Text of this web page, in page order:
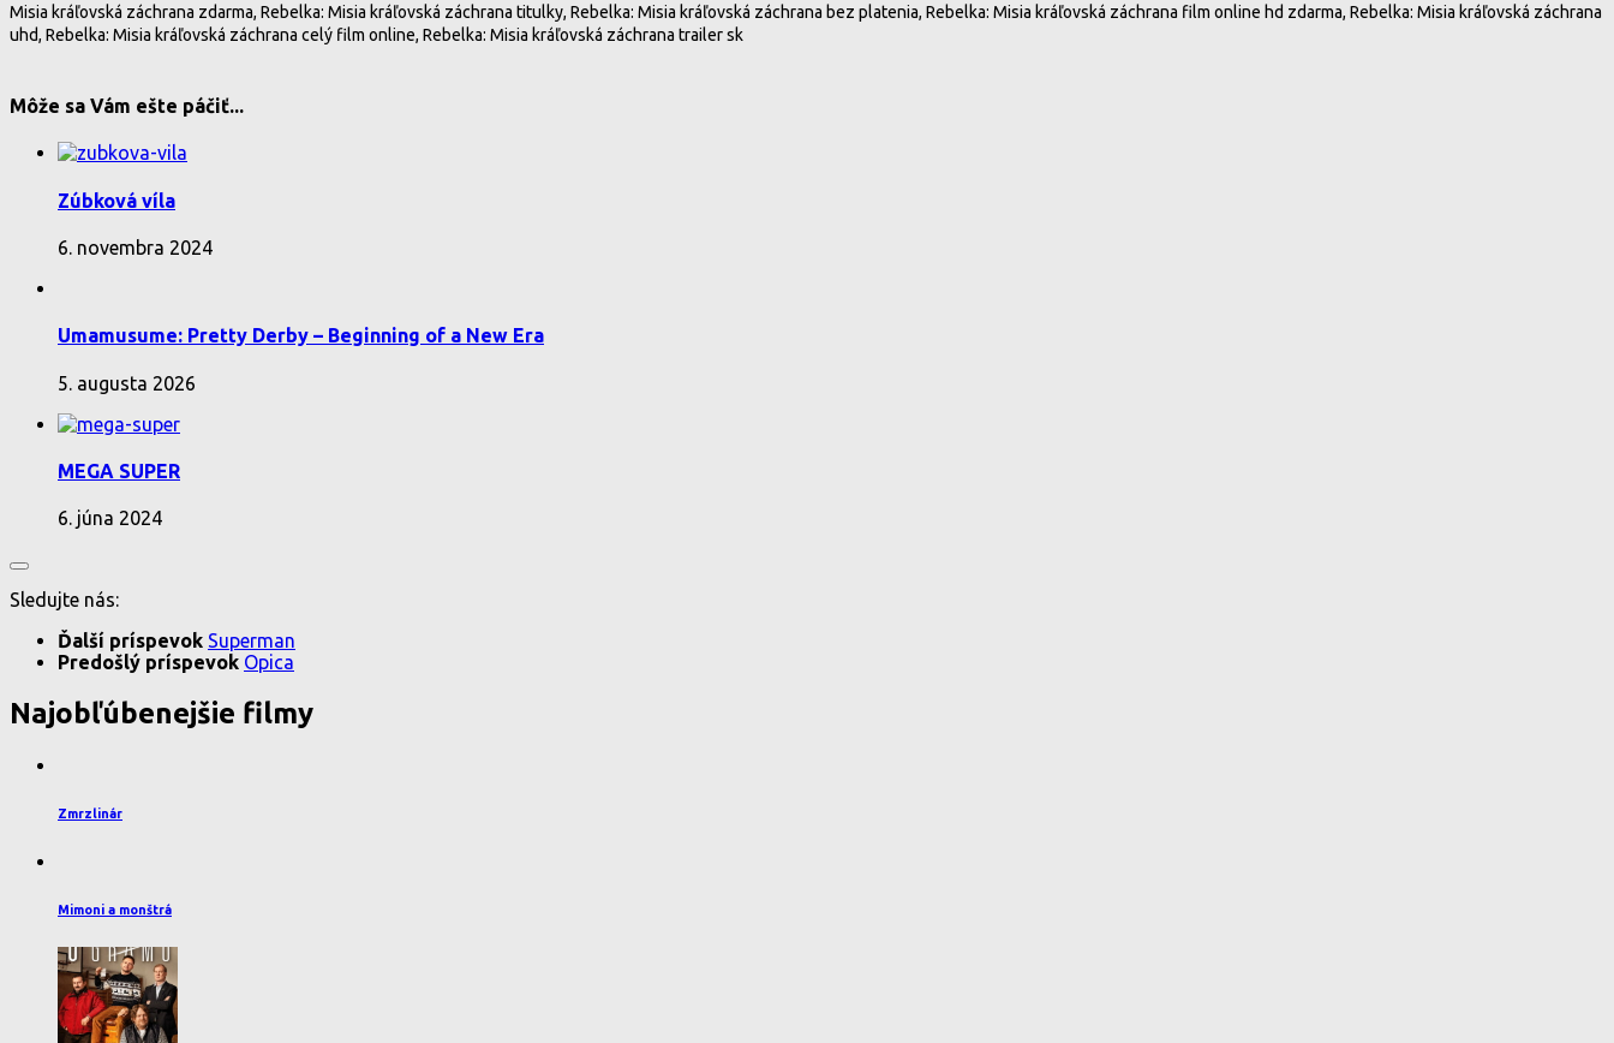
Misia kráľovská záchrana zdarma, Rebelka: Misia kráľovská záchrana titulky, Rebelka: Misia kráľovská záchrana bez platenia, Rebelka: Misia kráľovská záchrana film online hd zdarma, Rebelka: Misia kráľovská záchrana
uhd, Rebelka: Misia kráľovská záchrana celý film online, Rebelka: Misia kráľovská záchrana trailer sk
Môže sa Vám ešte páčiť...
Zúbková víla
6. novembra 2024
Umamusume: Pretty Derby – Beginning of a New Era
5. augusta 2026
MEGA SUPER
6. júna 2024
Sledujte nás:
Ďalší príspevok Superman
Predošlý príspevok Opica
Najobľúbenejšie filmy
Zmrzlinár
Mimoni a monštrá